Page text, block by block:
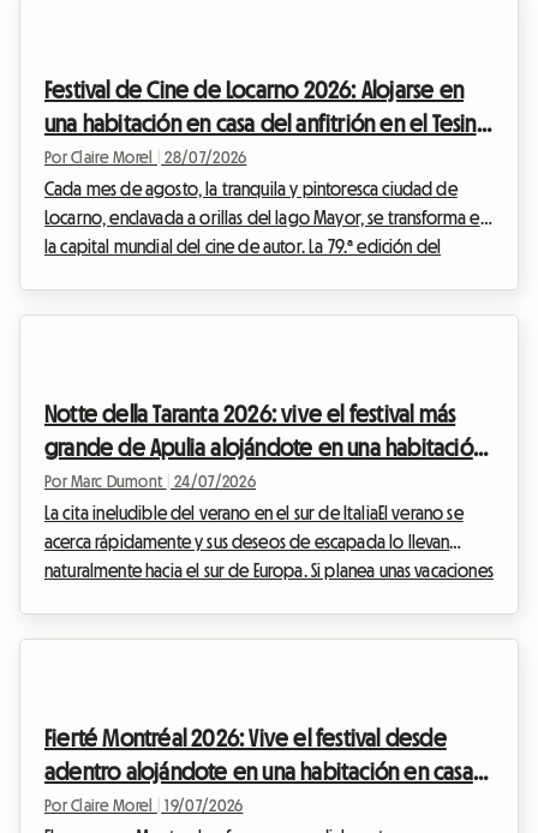
las etapas día a día es el sueño de toda una v...
Festival de Cine de Locarno 2026: Alojarse en
una habitación en casa del anfitrión en el Tesino
sin gastar una fortuna
Por Claire Morel 28/07/2026
Cada mes de agosto, la tranquila y pintoresca ciudad de
Locarno, enclavada a orillas del lago Mayor, se transforma en
la capital mundial del cine de autor. La 79.ª edición del
especialmente cuando se trata de enco...
Notte della Taranta 2026: vive el festival más
grande de Apulia alojándote en una habitación
en casa del anfitrión con Roomlala
Por Marc Dumont 24/07/2026
La cita ineludible del verano en el sur de ItaliaEl verano se
acerca rápidamente y sus deseos de escapada lo llevan
naturalmente hacia el sur de Europa. Si planea unas vacaciones
energía contagiosa.Sin...
Fierté Montréal 2026: Vive el festival desde
adentro alojándote en una habitación en casa
del anfitrión
Por Claire Morel 19/07/2026